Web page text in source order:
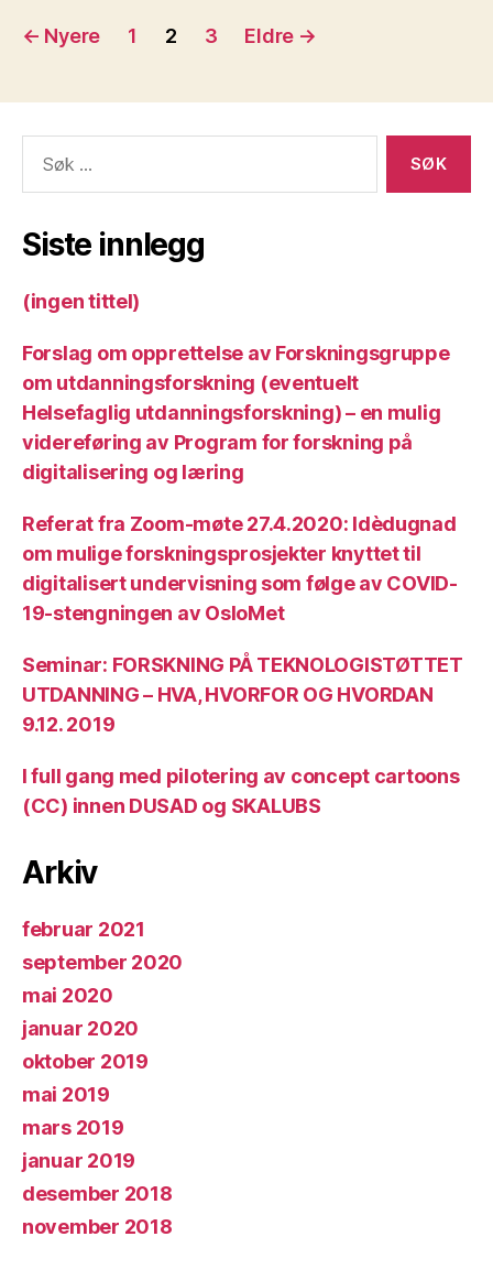
Sidepaginering
← Nyere 1 2 3 Eldre →
etter:
Siste innlegg
(ingen tittel)
Forslag om opprettelse av Forskningsgruppe
om utdanningsforskning (eventuelt
Helsefaglig utdanningsforskning) – en mulig
videreføring av Program for forskning på
digitalisering og læring
Referat fra Zoom-møte 27.4.2020: Idèdugnad
om mulige forskningsprosjekter knyttet til
digitalisert undervisning som følge av COVID-
19-stengningen av OsloMet
Seminar: FORSKNING PÅ TEKNOLOGISTØTTET
UTDANNING – HVA, HVORFOR OG HVORDAN
9.12. 2019
I full gang med pilotering av concept cartoons
(CC) innen DUSAD og SKALUBS
Arkiv
februar 2021
september 2020
mai 2020
januar 2020
oktober 2019
mai 2019
mars 2019
januar 2019
desember 2018
november 2018